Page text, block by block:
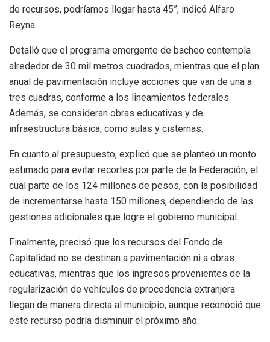
de recursos, podríamos llegar hasta 45”, indicó Alfaro
Reyna.
Detalló que el programa emergente de bacheo contempla
alrededor de 30 mil metros cuadrados, mientras que el plan
anual de pavimentación incluye acciones que van de una a
tres cuadras, conforme a los lineamientos federales.
Además, se consideran obras educativas y de
infraestructura básica, como aulas y cisternas.
En cuanto al presupuesto, explicó que se planteó un monto
estimado para evitar recortes por parte de la Federación, el
cual parte de los 124 millones de pesos, con la posibilidad
de incrementarse hasta 150 millones, dependiendo de las
gestiones adicionales que logre el gobierno municipal.
Finalmente, precisó que los recursos del Fondo de
Capitalidad no se destinan a pavimentación ni a obras
educativas, mientras que los ingresos provenientes de la
regularización de vehículos de procedencia extranjera
llegan de manera directa al municipio, aunque reconoció que
este recurso podría disminuir el próximo año.